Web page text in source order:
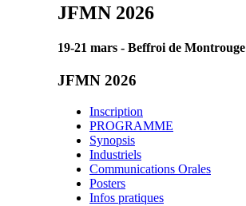
JFMN 2026
19-21 mars - Beffroi de Montrouge
JFMN 2026
Inscription
PROGRAMME
Synopsis
Industriels
Communications Orales
Posters
Infos pratiques